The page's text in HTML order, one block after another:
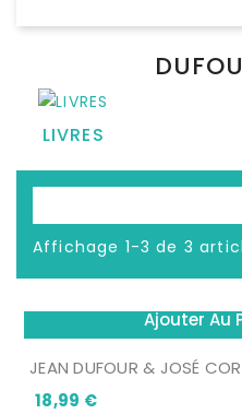
LIVRES
Affichage 1-3 de 3
Ajouter Au
JEAN DUFOUR & JOSÉ
18,99 €Prix